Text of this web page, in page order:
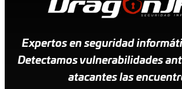
Expertos en seguridad
Detectamos vulnerabilidades
atacantes las